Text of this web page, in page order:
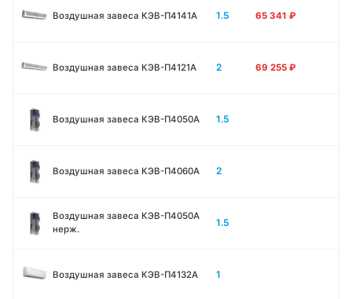
Воздушная завеса КЭВ-П4141A 1.5 65 341 ₽
Воздушная завеса КЭВ-П4121A 2 69 255 ₽
Воздушная завеса КЭВ-П4050A 1.5
Воздушная завеса КЭВ-П4060A 2
Воздушная завеса КЭВ-П4050A
нерж.
1.5
Воздушная завеса КЭВ-П4132A 1